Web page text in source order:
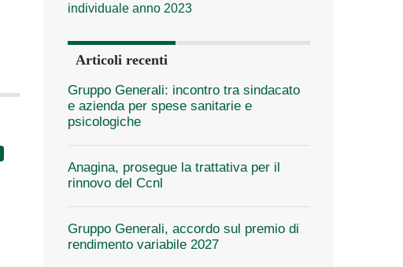
individuale anno 2023
Articoli recenti
Gruppo Generali: incontro tra sindacato
e azienda per spese sanitarie e
psicologiche
Anagina, prosegue la trattativa per il
rinnovo del Ccnl
Gruppo Generali, accordo sul premio di
rendimento variabile 2027